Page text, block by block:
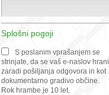
Splošni pogoji
S poslanim vprašanjem se
strinjate, da se vaš e-naslov hrani
zaradi pošiljanja odgovora in kot
dokumentarno gradivo občine.
Rok hrambe je 10 let.